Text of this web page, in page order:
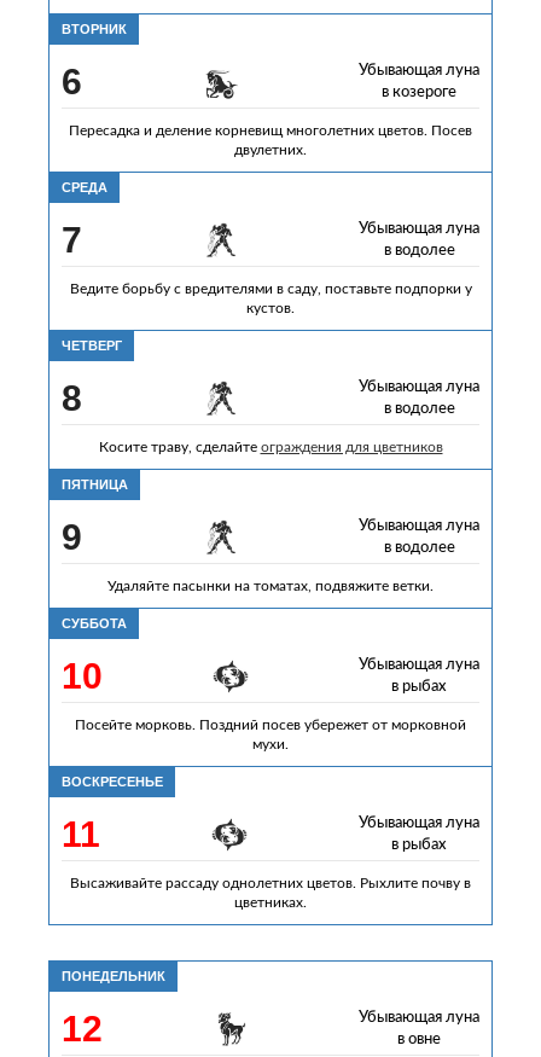
ВТОРНИК
6
Убывающая луна
в козероге
Пересадка и деление корневищ многолетних цветов. Посев
двулетних.
СРЕДА
7
Убывающая луна
в водолее
Ведите борьбу с вредителями в саду, поставьте подпорки у
кустов.
ЧЕТВЕРГ
8
Убывающая луна
в водолее
Косите траву, сделайте ограждения для цветников
ПЯТНИЦА
9
Убывающая луна
в водолее
Удаляйте пасынки на томатах, подвяжите ветки.
СУББОТА
10
Убывающая луна
в рыбах
Посейте морковь. Поздний посев убережет от морковной
мухи.
ВОСКРЕСЕНЬЕ
11
Убывающая луна
в рыбах
Высаживайте рассаду однолетних цветов. Рыхлите почву в
цветниках.
ПОНЕДЕЛЬНИК
12
Убывающая луна
в овне